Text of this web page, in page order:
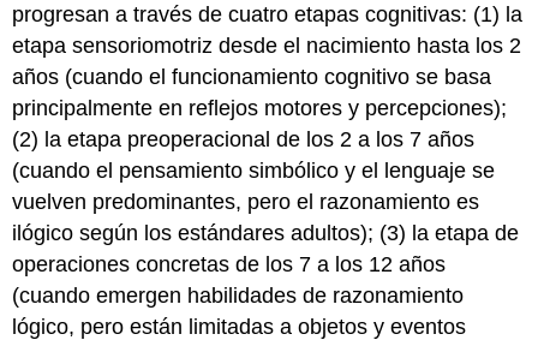
progresan a través de cuatro etapas cognitivas: (1) la
etapa sensoriomotriz desde el nacimiento hasta los 2
años (cuando el funcionamiento cognitivo se basa
principalmente en reflejos motores y percepciones);
(2) la etapa preoperacional de los 2 a los 7 años
(cuando el pensamiento simbólico y el lenguaje se
vuelven predominantes, pero el razonamiento es
ilógico según los estándares adultos); (3) la etapa de
operaciones concretas de los 7 a los 12 años
(cuando emergen habilidades de razonamiento
lógico, pero están limitadas a objetos y eventos